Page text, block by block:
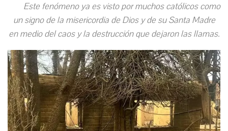
Este fenómeno ya es visto por muchos católicos como
un signo de la misericordia de Dios y de su Santa Madre
en medio del caos y la destrucción que dejaron las llamas.